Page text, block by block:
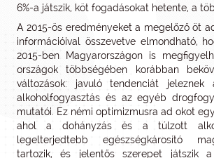
6%-a játszik, köt fogadásokat hetente, a
A 2015-ös eredményeket a megelőző öt
információival összevetve elmondható,
2015-ben Magyarországon is
országok többségében korábban
változások: javuló tendenciát jeleznek
alkoholfogyasztás és az egyéb
mutatói. Ez némi optimizmusra ad okot
ahol a dohányzás és a túlzott
legelterjedtebb egészségkárosító
tartozik, és jelentős szerepet játszik